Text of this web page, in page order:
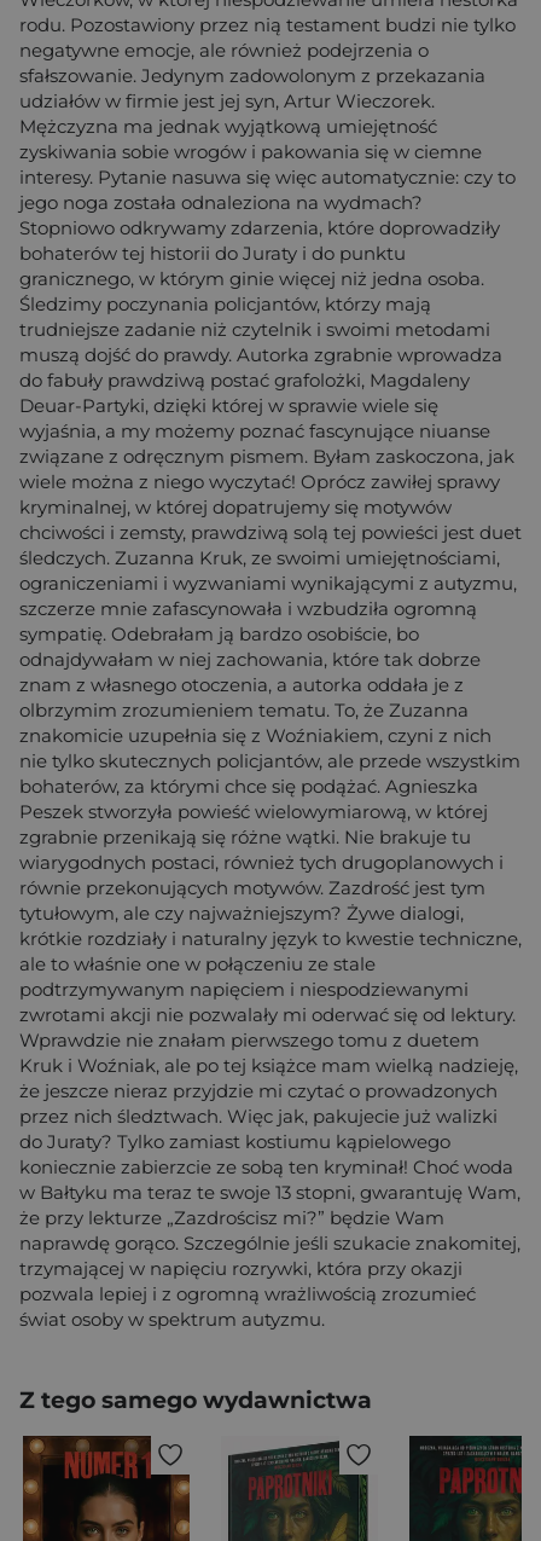
rodu. Pozostawiony przez nią testament budzi nie tylko
negatywne emocje, ale również podejrzenia o
sfałszowanie. Jedynym zadowolonym z przekazania
udziałów w firmie jest jej syn, Artur Wieczorek.
Mężczyzna ma jednak wyjątkową umiejętność
zyskiwania sobie wrogów i pakowania się w ciemne
interesy. Pytanie nasuwa się więc automatycznie: czy to
jego noga została odnaleziona na wydmach?
Stopniowo odkrywamy zdarzenia, które doprowadziły
bohaterów tej historii do Juraty i do punktu
granicznego, w którym ginie więcej niż jedna osoba.
Śledzimy poczynania policjantów, którzy mają
trudniejsze zadanie niż czytelnik i swoimi metodami
muszą dojść do prawdy. Autorka zgrabnie wprowadza
do fabuły prawdziwą postać grafolożki, Magdaleny
Deuar-Partyki, dzięki której w sprawie wiele się
wyjaśnia, a my możemy poznać fascynujące niuanse
związane z odręcznym pismem. Byłam zaskoczona, jak
wiele można z niego wyczytać! Oprócz zawiłej sprawy
kryminalnej, w której dopatrujemy się motywów
chciwości i zemsty, prawdziwą solą tej powieści jest duet
śledczych. Zuzanna Kruk, ze swoimi umiejętnościami,
ograniczeniami i wyzwaniami wynikającymi z autyzmu,
szczerze mnie zafascynowała i wzbudziła ogromną
sympatię. Odebrałam ją bardzo osobiście, bo
odnajdywałam w niej zachowania, które tak dobrze
znam z własnego otoczenia, a autorka oddała je z
olbrzymim zrozumieniem tematu. To, że Zuzanna
znakomicie uzupełnia się z Woźniakiem, czyni z nich
nie tylko skutecznych policjantów, ale przede wszystkim
bohaterów, za którymi chce się podążać. Agnieszka
Peszek stworzyła powieść wielowymiarową, w której
zgrabnie przenikają się różne wątki. Nie brakuje tu
wiarygodnych postaci, również tych drugoplanowych i
równie przekonujących motywów. Zazdrość jest tym
tytułowym, ale czy najważniejszym? Żywe dialogi,
krótkie rozdziały i naturalny język to kwestie techniczne,
ale to właśnie one w połączeniu ze stale
podtrzymywanym napięciem i niespodziewanymi
zwrotami akcji nie pozwalały mi oderwać się od lektury.
Wprawdzie nie znałam pierwszego tomu z duetem
Kruk i Woźniak, ale po tej książce mam wielką nadzieję,
że jeszcze nieraz przyjdzie mi czytać o prowadzonych
przez nich śledztwach. Więc jak, pakujecie już walizki
do Juraty? Tylko zamiast kostiumu kąpielowego
koniecznie zabierzcie ze sobą ten kryminał! Choć woda
w Bałtyku ma teraz te swoje 13 stopni, gwarantuję Wam,
że przy lekturze „Zazdrościsz mi?” będzie Wam
naprawdę gorąco. Szczególnie jeśli szukacie znakomitej,
trzymającej w napięciu rozrywki, która przy okazji
pozwala lepiej i z ogromną wrażliwością zrozumieć
świat osoby w spektrum autyzmu.
Z tego samego wydawnictwa